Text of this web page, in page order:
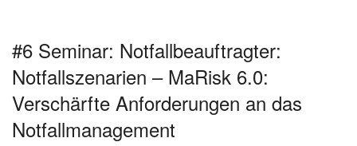
#6 Seminar: Notfallbeauftragter:
Notfallszenarien – MaRisk 6.0:
Verschärfte Anforderungen an das
Notfallmanagement